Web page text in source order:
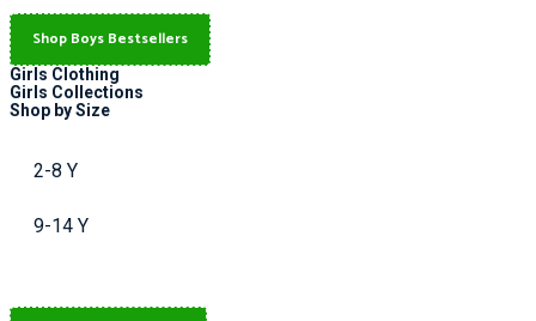
Shop Boys Bestsellers
Girls Clothing
Girls Collections
Shop by Size
2-8 Y
9-14 Y